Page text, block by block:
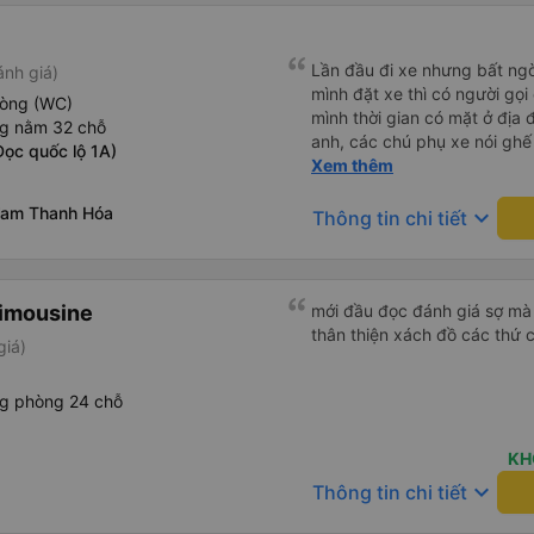
giá)
(WC)
nằm 32 chỗ
quốc lộ 1A)
Thanh Hóa
Lần đầu đi xe nhưng bất
mình đặt xe thì có người
mình thời gian có mặt ở địa
anh, các chú phụ xe nói
đặt nhầm), nhưng mn vẫn
xuống sàn, ngay giữa lối đi,
điện thoại vào trong, may
ngồi tẩy trang, skin care rồi
giường nằm cực kì dài,
là đến nhà luôn. hehe Cám
Hương. (Mình không phải
Xem thêm
Thông tin chi tiết keyboard_arrow_down
phòng 24 chỗ
mới đầu đọc đánh giá sợ
thân thiện xách đồ các thứ
Thông tin chi tiết keyboard_arrow_down